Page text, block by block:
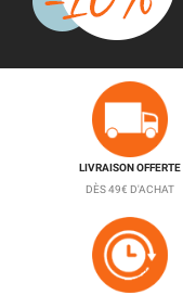
LIVRAISON OFFERTE
DÈS 49€ D'ACHAT